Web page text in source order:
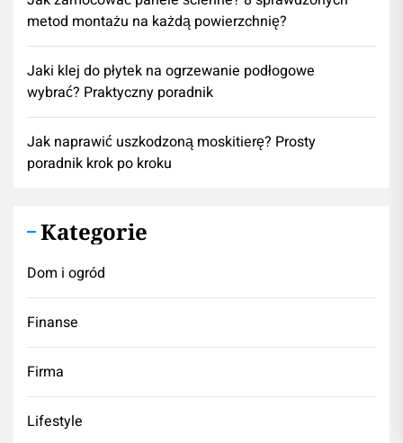
metod montażu na każdą powierzchnię?
Jaki klej do płytek na ogrzewanie podłogowe
wybrać? Praktyczny poradnik
Jak naprawić uszkodzoną moskitierę? Prosty
poradnik krok po kroku
Kategorie
Dom i ogród
Finanse
Firma
Lifestyle